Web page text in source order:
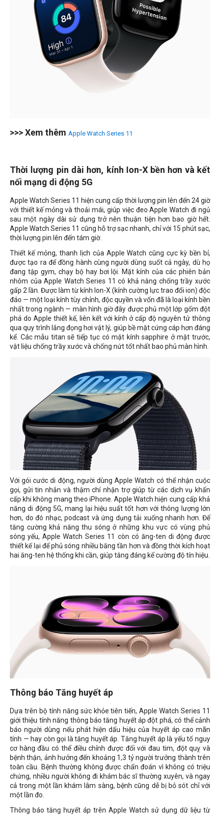
>>> Xem thêm Apple Watch Series 11
Thời lượng pin dài hơn, kính Ion-X bền hơn và kết
nối mạng di động 5G
Apple Watch Series 11 hiện cung cấp thời lượng pin lên đến 24 giờ
với thiết kế mỏng và thoải mái, giúp việc đeo Apple Watch đi ngủ
sau một ngày dài sử dụng trở nên thuận tiện hơn bao giờ hết.
Apple Watch Series 11 cũng hỗ trợ sạc nhanh, chỉ với 15 phút sạc,
thời lượng pin lên đến tám giờ.
Thiết kế mỏng, thanh lịch của Apple Watch cũng cực kỳ bền bỉ,
được tạo ra để đồng hành cùng người dùng suốt cả ngày, dù họ
đang tập gym, chạy bộ hay bơi lội. Mặt kính của các phiên bản
nhôm của Apple Watch Series 11 có khả năng chống trầy xước
gấp 2 lần. Được làm từ kính Ion-X (kính cường lực trao đổi ion) độc
đáo — một loại kính tùy chỉnh, độc quyền và vốn đã là loại kính bền
nhất trong ngành — màn hình giờ đây được phủ một lớp gốm đột
phá do Apple thiết kế, liên kết với kính ở cấp độ nguyên tử thông
qua quy trình lắng đọng hơi vật lý, giúp bề mặt cứng cáp hơn đáng
kể. Các mẫu titan sẽ tiếp tục có mặt kính sapphire ở mặt trước,
vật liệu chống trầy xước và chống nứt tốt nhất bao phủ màn hình.
Với gói cước di động, người dùng Apple Watch có thể nhận cuộc
gọi, gửi tin nhắn và thậm chí nhận trợ giúp từ các dịch vụ khẩn
cấp khi không mang theo iPhone. Apple Watch hiện cung cấp khả
năng di động 5G, mang lại hiệu suất tốt hơn với thông lượng lớn
hơn, do đó nhạc, podcast và ứng dụng tải xuống nhanh hơn. Để
tăng cường khả năng thu sóng ở những khu vực có vùng phủ
sóng yếu, Apple Watch Series 11 còn có ăng-ten di động được
thiết kế lại để phủ sóng nhiều băng tần hơn và đồng thời kích hoạt
hai ăng-ten hệ thống khi cần, giúp tăng đáng kể cường độ tín hiệu.
Thông báo Tăng huyết áp
Dựa trên bộ tính năng sức khỏe tiên tiến, Apple Watch Series 11
giới thiệu tính năng thông báo tăng huyết áp đột phá, có thể cảnh
báo người dùng nếu phát hiện dấu hiệu của huyết áp cao mãn
tính — hay còn gọi là tăng huyết áp. Tăng huyết áp là yếu tố nguy
cơ hàng đầu có thể điều chỉnh được đối với đau tim, đột quỵ và
bệnh thận, ảnh hưởng đến khoảng 1,3 tỷ người trưởng thành trên
toàn cầu. Bệnh thường không được chẩn đoán vì không có triệu
chứng, nhiều người không đi khám bác sĩ thường xuyên, và ngay
cả trong một lần khám lâm sàng, bệnh cũng dễ bị bỏ sót chỉ với
một lần đo.
Thông báo tăng huyết áp trên Apple Watch sử dụng dữ liệu từ